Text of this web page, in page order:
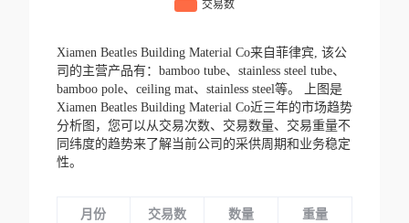
Xiamen Beatles Building Material Co来自菲律宾, 该公
司的主营产品有：bamboo tube、stainless steel tube、
bamboo pole、ceiling mat、stainless steel等。
上图是
Xiamen Beatles Building Material Co近三年的市场趋势
分析图，您可以从交易次数、交易数量、交易重量不
同纬度的趋势来了解当前公司的采供周期和业务稳定
性。
月份 交易数 数量 重量